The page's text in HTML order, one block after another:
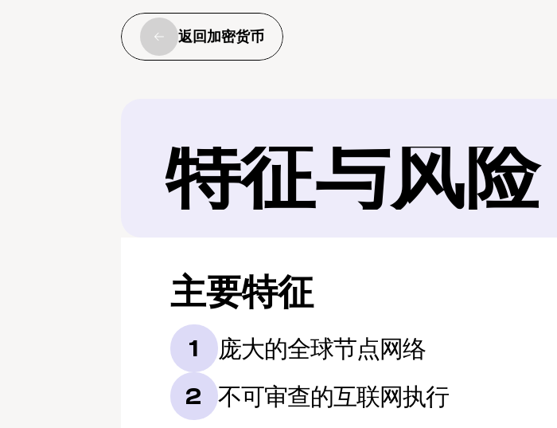
返回加密货币
特征与风险
主要特征
1 庞大的全球节点网络
2 不可审查的互联网执行